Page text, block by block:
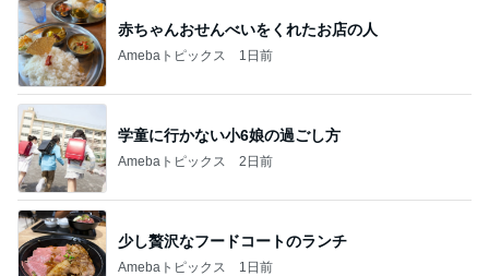
赤ちゃんおせんべいをくれたお店の人
Amebaトピックス 1日前
学童に行かない小6娘の過ごし方
Amebaトピックス 2日前
少し贅沢なフードコートのランチ
Amebaトピックス 1日前